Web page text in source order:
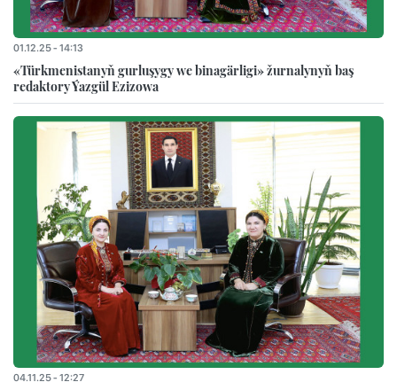
01.12.25 - 14:13
«Türkmenistanyň gurluşygy we binagärligi» žurnalynyň baş
redaktory Ýazgül Ezizowa
04.11.25 - 12:27